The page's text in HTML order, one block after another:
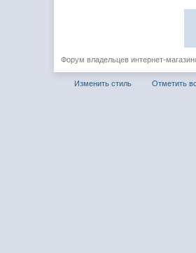
Форум владельцев интернет-
Изменить стиль Отметить